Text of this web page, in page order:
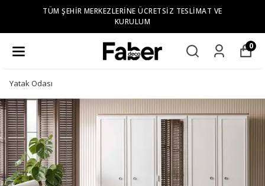
TÜM ŞEHIR MERKEZLERINE ÜCRETSIZ TESLIMAT VE
KURULUM
0
Yatak Odası